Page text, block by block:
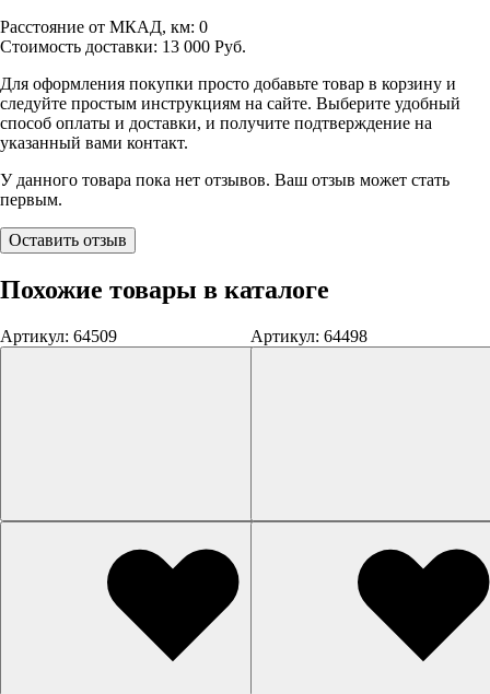
Расстояние от МКАД, км: 0
Стоимость доставки: 13 000 Руб.
Для оформления покупки просто добавьте товар в корзину и
следуйте простым инструкциям на сайте. Выберите удобный
способ оплаты и доставки, и получите подтверждение на
указанный вами контакт.
У данного товара пока нет отзывов. Ваш отзыв может стать
первым.
Оставить отзыв
Похожие товары в каталоге
Артикул: 64509 Артикул: 64498